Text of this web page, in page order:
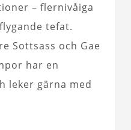
– flernivåiga
tefat.
Sottsass och Gae
har en
leker gärna med